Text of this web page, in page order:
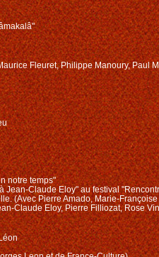
Fleuret, Philippe Manoury, Paul
notre temps"
Jean-Claude Eloy" au festival
(Avec Pierre Amado, Marie-
Claude Eloy, Pierre Filliozat, Rose